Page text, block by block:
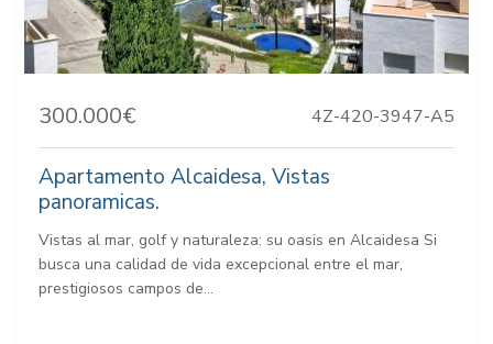
300.000€ 4Z-420-3947-A5
Apartamento Alcaidesa, Vistas
panoramicas.
Vistas al mar, golf y naturaleza: su oasis en Alcaidesa Si
busca una calidad de vida excepcional entre el mar,
prestigiosos campos de...